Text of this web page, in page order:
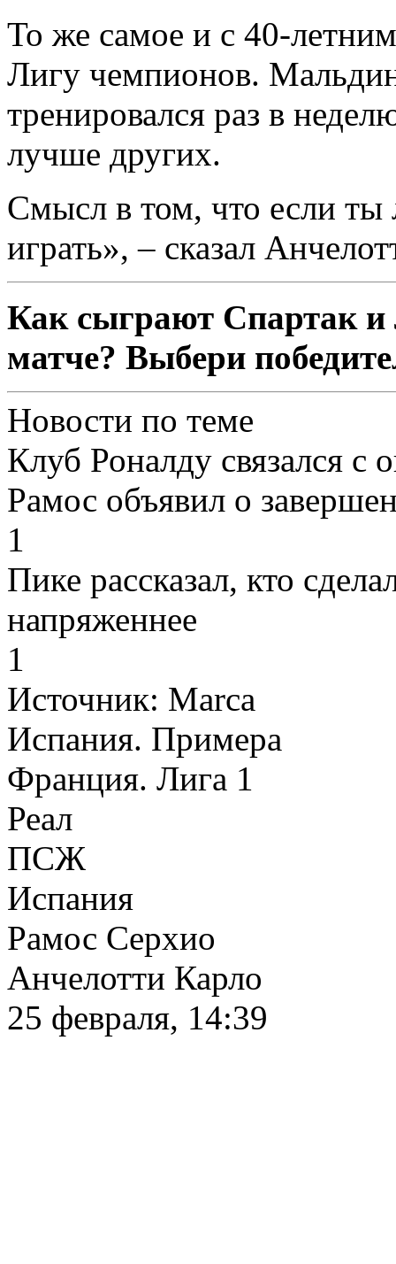
То же самое и с 40-
Лигу чемпионов.
тренировался раз в
лучше других.
Смысл в том, что если
играть», – сказал
Как сыграют Спартак и
матче? Выбери
Новости по теме
Клуб Роналду связался
Рамос объявил о
1
Пике рассказал, кто
напряженнее
1
Источник: Marca
Испания. Примера
Франция. Лига 1
Реал
ПСЖ
Испания
Рамос Серхио
Анчелотти Карло
25 февраля, 14:39